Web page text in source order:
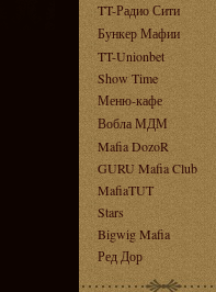
TT-Радио Сити
Бункер Мафии
TT-Unionbet
Show Time
Меню-кафе
Вобла МДМ
Mafia DozoR
GURU Mafia Club
MafiaTUT
Stars
Bigwig Mafia
Ред Дор